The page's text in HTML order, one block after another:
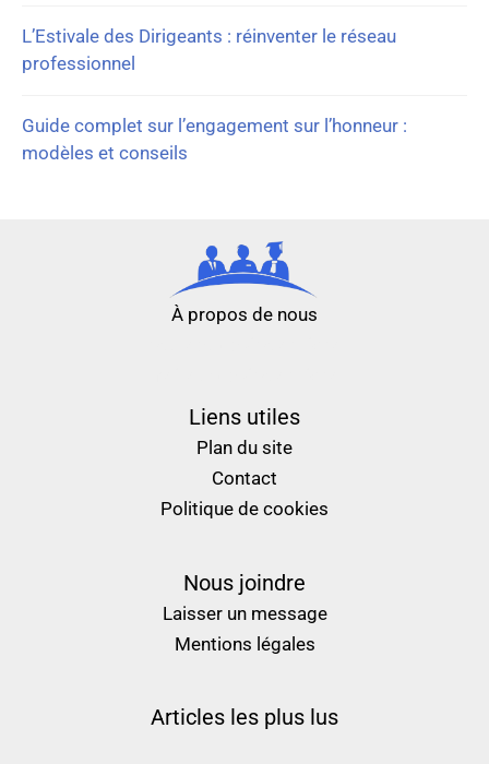
L’Estivale des Dirigeants : réinventer le réseau
professionnel
Guide complet sur l’engagement sur l’honneur :
modèles et conseils
À propos de nous
Liens utiles
Plan du site
Contact
Politique de cookies
Nous joindre
Laisser un message
Mentions légales
Articles les plus lus